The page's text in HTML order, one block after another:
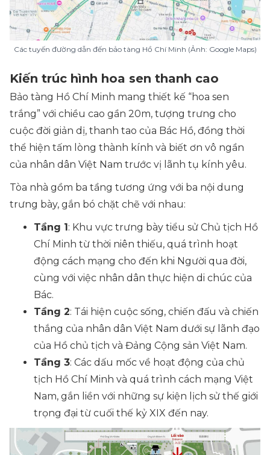
Các tuyến đường dẫn đến bảo tàng Hồ Chí Minh (Ảnh: Google Maps)
Kiến trúc hình hoa sen thanh cao
Bảo tàng Hồ Chí Minh mang thiết kế “hoa sen
trắng” với chiều cao gần 20m, tượng trưng cho
cuộc đời giản dị, thanh tao của Bác Hồ, đồng thời
thể hiện tấm lòng thành kính và biết ơn vô ngần
của nhân dân Việt Nam trước vị lãnh tụ kính yêu.
Tòa nhà gồm ba tầng tương ứng với ba nội dung
trưng bày, gắn bó chặt chẽ với nhau:
Tầng 1: Khu vực trưng bày tiểu sử Chủ tịch Hồ
Chí Minh từ thời niên thiếu, quá trình hoạt
động cách mạng cho đến khi Người qua đời,
cùng với việc nhân dân thực hiện di chúc của
Bác.
Tầng 2: Tái hiện cuộc sống, chiến đấu và chiến
thắng của nhân dân Việt Nam dưới sự lãnh đạo
của Hồ chủ tịch và Đảng Cộng sản Việt Nam.
Tầng 3: Các dấu mốc về hoạt động của chủ
tịch Hồ Chí Minh và quá trình cách mạng Việt
Nam, gắn liền với những sự kiện lịch sử thế giới
trọng đại từ cuối thế kỷ XIX đến nay.